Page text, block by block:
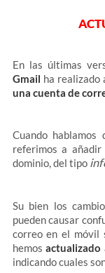
En las últimas
Gmail ha realizado
una cuenta de
Cuando hablamos
referimos a
dominio, del tipo
Su bien los
pueden causar
correo en el móvil
hemosactualizado
indicando cuales